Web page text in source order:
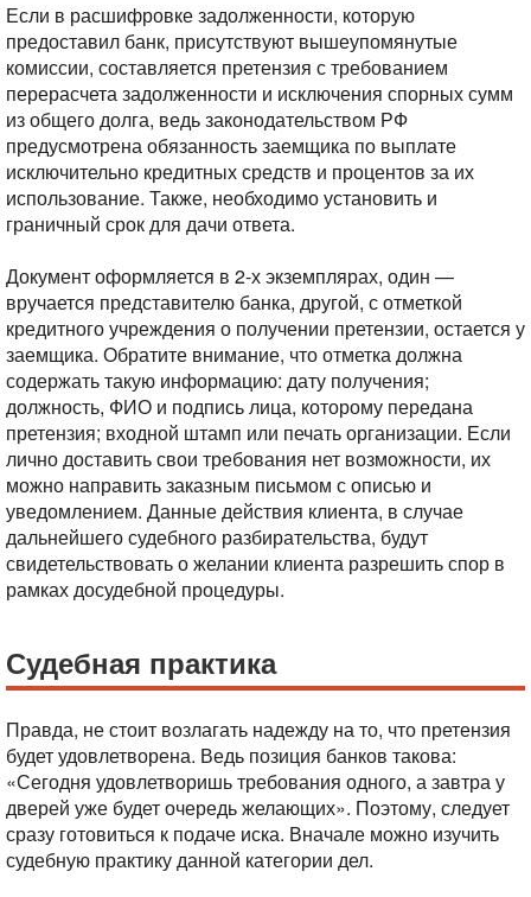
Если в расшифровке задолженности, которую
предоставил банк, присутствуют вышеупомянутые
комиссии, составляется претензия с требованием
перерасчета задолженности и исключения спорных сумм
из общего долга, ведь законодательством РФ
предусмотрена обязанность заемщика по выплате
исключительно кредитных средств и процентов за их
использование. Также, необходимо установить и
граничный срок для дачи ответа.
Документ оформляется в 2-х экземплярах, один —
вручается представителю банка, другой, с отметкой
кредитного учреждения о получении претензии, остается у
заемщика. Обратите внимание, что отметка должна
содержать такую информацию: дату получения;
должность, ФИО и подпись лица, которому передана
претензия; входной штамп или печать организации. Если
лично доставить свои требования нет возможности, их
можно направить заказным письмом с описью и
уведомлением. Данные действия клиента, в случае
дальнейшего судебного разбирательства, будут
свидетельствовать о желании клиента разрешить спор в
рамках досудебной процедуры.
Судебная практика
Правда, не стоит возлагать надежду на то, что претензия
будет удовлетворена. Ведь позиция банков такова:
«Сегодня удовлетворишь требования одного, а завтра у
дверей уже будет очередь желающих». Поэтому, следует
сразу готовиться к подаче иска. Вначале можно изучить
судебную практику данной категории дел.